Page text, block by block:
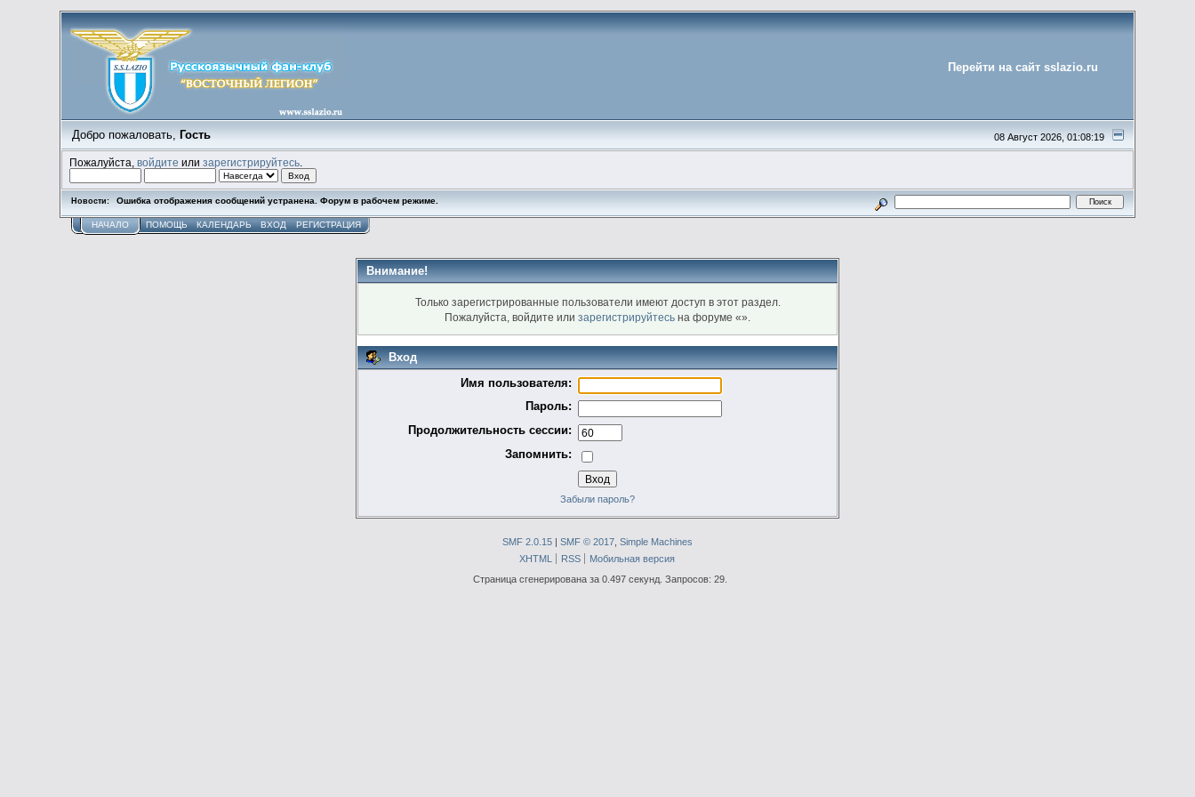
Перейти на сайт sslazio.ru
08 Август 2026, 01:08:19
Добро пожаловать, Гость
Пожалуйста,войдите илизарегистрируйтесь
Новости: Ошибка отображения сообщений устранена. Форум в рабочем режиме.
НАЧАЛО ПОМОЩЬ КАЛЕНДАРЬ ВХОД РЕГИСТРАЦИЯ
Внимание!
Только зарегистрированные пользователи имеют доступ в этот раздел.
Пожалуйста, войдите или зарегистрируйтесь на форуме «».
Вход
Имя пользователя:
Пароль:
Продолжительность сессии:
Запомнить:
Забыли пароль?
SMF 2.0.15 | SMF © 2017 Simple Machines
XHTML
RSS
Мобильная версия
Страница сгенерирована за 0.497 секунд. Запросов: 29.